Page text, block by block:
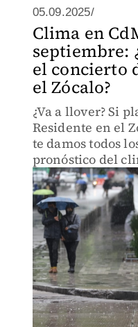
05.09.2025/
Clima en
septiembre:
el concierto
el Zócalo?
¿Va a llover? Si
Residente en el
te damos todos
pronóstico del
México.